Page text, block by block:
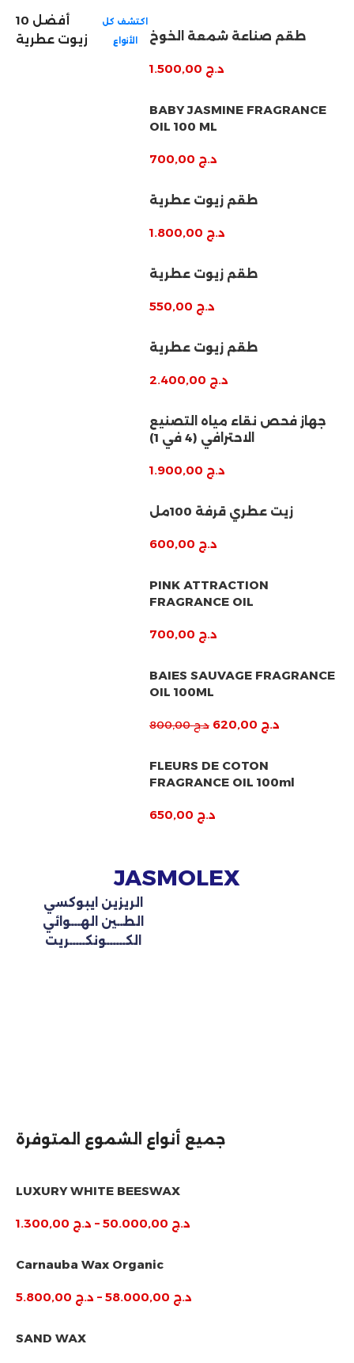
JASMOLEX
الريزين ايبوكسي
الطــين الهـــوائي
الكــــــونكـــــريت
جميع أنواع الشموع المتوفرة
LUXURY WHITE BEESWAX
د.ج – د.ج
Carnauba Wax Organic
د.ج – د.ج
SAND WAX
أفضل 10
زيوت عطرية
اكتشف كل
الأنواع
طقم صناعة شمعة الخوخ
د.ج
BABY JASMINE FRAGRANCE
OIL 100 ML
د.ج
طقم زيوت عطرية
د.ج
طقم زيوت عطرية
د.ج
طقم زيوت عطرية
د.ج
جهاز فحص نقاء مياه التصنيع
الاحترافي (4 في 1)
د.ج
زيت عطري قرفة 100مل
د.ج
PINK ATTRACTION
FRAGRANCE OIL
د.ج
BAIES SAUVAGE FRAGRANCE
OIL 100ML
د.ج800,00 د.ج
FLEURS DE COTON
FRAGRANCE OIL 100ml
د.ج